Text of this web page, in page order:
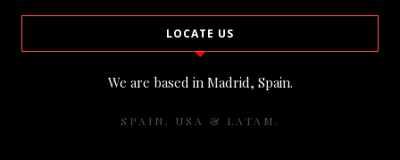
LOCATE US
We are based in Madrid, Spain.
SPAIN, USA & LATAM.